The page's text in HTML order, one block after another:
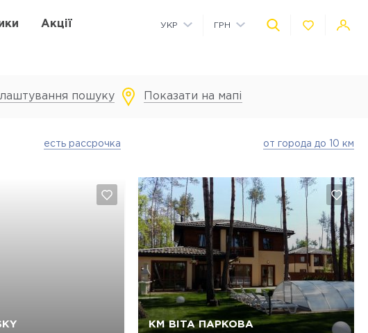
Акції УКР ГРН
пошуку Показати на мапі
есть рассрочка от города до 10 км
КМ ВІТА ПАРКОВА
Так, видалити Відміна